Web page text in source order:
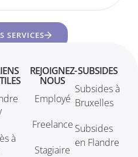
SERVICES
à
REJOIGNEZ-
NOUS
Employé
Freelance
Stagiaire
SUBSIDES
Subsides à
Bruxelles
Subsides
en Flandre